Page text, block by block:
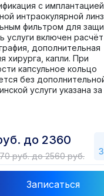
с
интраокулярной
фильтром для
услуги включен
дополнительная
хирурга, капли. При
капсульное кольцо
без
услуги указана за
до 2360
руб. до 2560 руб.
Записаться